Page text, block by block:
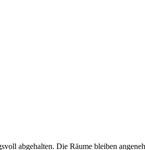
abgehalten. Die Räume bleiben